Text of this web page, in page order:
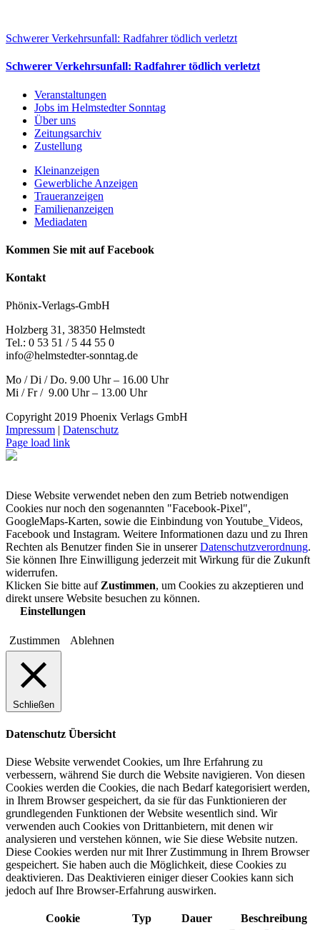
Schwerer Verkehrsunfall: Radfahrer tödlich verletzt
Schwerer Verkehrsunfall: Radfahrer tödlich verletzt
Veranstaltungen
Jobs im Helmstedter Sonntag
Über uns
Zeitungsarchiv
Zustellung
Kleinanzeigen
Gewerbliche Anzeigen
Traueranzeigen
Familienanzeigen
Mediadaten
Kommen Sie mit auf Facebook
Kontakt
Phönix-Verlags-GmbH
Holzberg 31, 38350 Helmstedt
Tel.: 0 53 51 / 5 44 55 0
info@helmstedter-sonntag.de
Mo / Di / Do. 9.00 Uhr – 16.00 Uhr
Mi / Fr / 9.00 Uhr – 13.00 Uhr
Copyright 2019 Phoenix Verlags GmbH
Impressum | Datenschutz
Page load link
Diese Website verwendet neben den zum Betrieb notwendigen
Cookies nur noch den sogenannten "Facebook-Pixel",
GoogleMaps-Karten, sowie die Einbindung von Youtube_Videos,
Facebook und Instagram. Weitere Informationen dazu und zu Ihren
Rechten als Benutzer finden Sie in unsererDatenschutzverordnung.
Sie können Ihre Einwilligung jederzeit mit Wirkung für die Zukunft
widerrufen.
Klicken Sie bitte aufZustimmen, um Cookies zu akzeptieren und
direkt unsere Website besuchen zu können.
Einstellungen
Zustimmen Ablehnen
Schließen
Datenschutz Übersicht
Diese Website verwendet Cookies, um Ihre Erfahrung zu
verbessern, während Sie durch die Website navigieren. Von diesen
Cookies werden die Cookies, die nach Bedarf kategorisiert werden,
in Ihrem Browser gespeichert, da sie für das Funktionieren der
grundlegenden Funktionen der Website wesentlich sind. Wir
verwenden auch Cookies von Drittanbietern, mit denen wir
analysieren und verstehen können, wie Sie diese Website nutzen.
Diese Cookies werden nur mit Ihrer Zustimmung in Ihrem Browser
gespeichert. Sie haben auch die Möglichkeit, diese Cookies zu
deaktivieren. Das Deaktivieren einiger dieser Cookies kann sich
jedoch auf Ihre Browser-Erfahrung auswirken.
Cookie Typ Dauer Beschreibung